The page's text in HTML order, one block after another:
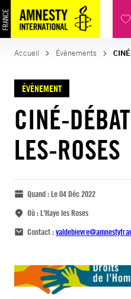
Accueil Évènements
ÉVÈNEMENT
CINÉ-
LES-ROSES
Quand :Le 04 Déc 2022
Où :L'Haye les Roses
Contact :